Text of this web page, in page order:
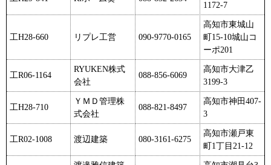
1172-7
工H28-660 リプレ工営 090-9770-0165
高知市東城山
町15-10城山コ
ーポ201
工R06-1164
RYUKEN株式
会社
088-856-6069
高知市大津乙
3199-3
工H28-710
ＹＭＤ管理株
式会社
088-821-8497
高知市神田407-
3
工R02-1008 渡辺建築 080-3161-6275
高知市瀬戸東
町1丁目21-12